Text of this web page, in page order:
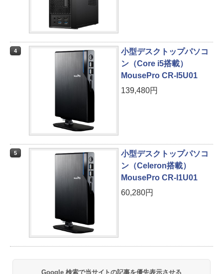
4
小型デスクトップパソコ
ン（Core i5搭載）
MousePro CR-I5U01
139,480円
5
小型デスクトップパソコ
ン（Celeron搭載）
MousePro CR-I1U01
60,280円
Google 検索で当サイトの記事を優先表示させる